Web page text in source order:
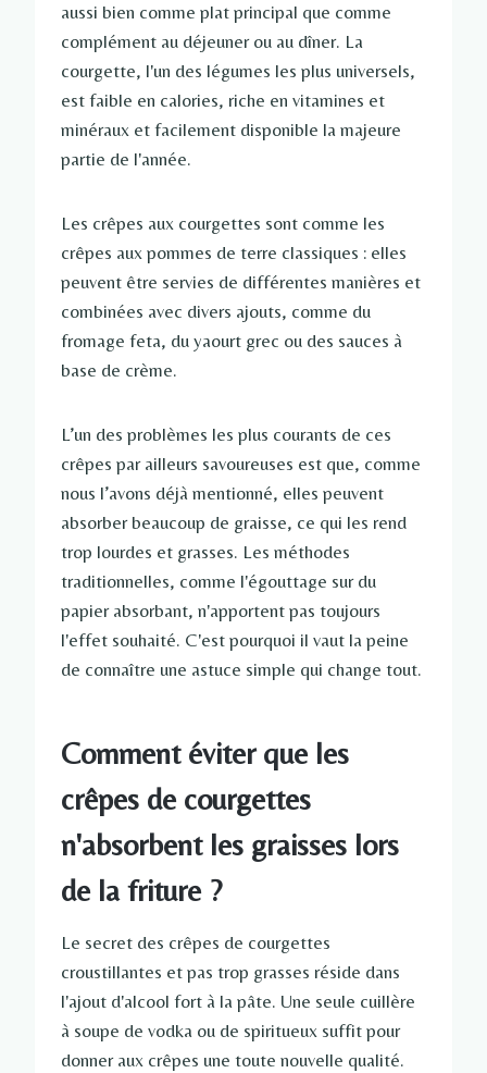
aussi bien comme plat principal que comme
complément au déjeuner ou au dîner. La
courgette, l'un des légumes les plus universels,
est faible en calories, riche en vitamines et
minéraux et facilement disponible la majeure
partie de l'année.
Les crêpes aux courgettes sont comme les
crêpes aux pommes de terre classiques : elles
peuvent être servies de différentes manières et
combinées avec divers ajouts, comme du
fromage feta, du yaourt grec ou des sauces à
base de crème.
L’un des problèmes les plus courants de ces
crêpes par ailleurs savoureuses est que, comme
nous l’avons déjà mentionné, elles peuvent
absorber beaucoup de graisse, ce qui les rend
trop lourdes et grasses. Les méthodes
traditionnelles, comme l'égouttage sur du
papier absorbant, n'apportent pas toujours
l'effet souhaité. C'est pourquoi il vaut la peine
de connaître une astuce simple qui change tout.
Comment éviter que les
crêpes de courgettes
n'absorbent les graisses lors
de la friture ?
Le secret des crêpes de courgettes
croustillantes et pas trop grasses réside dans
l'ajout d'alcool fort à la pâte. Une seule cuillère
à soupe de vodka ou de spiritueux suffit pour
donner aux crêpes une toute nouvelle qualité.